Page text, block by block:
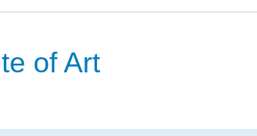
of Art